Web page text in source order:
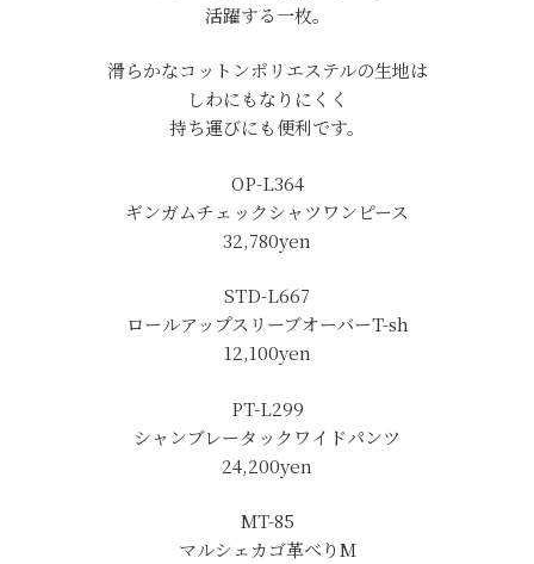
活躍する一枚。
滑らかなコットンポリエステルの生地は
しわにもなりにくく
持ち運びにも便利です。
OP-L364
ギンガムチェックシャツワンピース
32,780yen
STD-L667
ロールアップスリーブオーバーT-sh
12,100yen
PT-L299
シャンブレータックワイドパンツ
24,200yen
MT-85
マルシェカゴ革べりM